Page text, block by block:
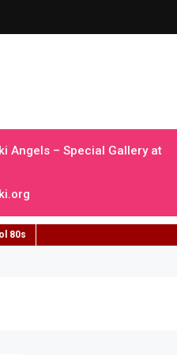
Angels – Special Gallery at
80s